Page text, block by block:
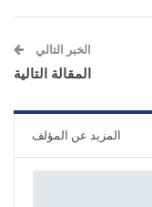
الخبر التالي
المقالة التالية
المزيد عن المؤلف